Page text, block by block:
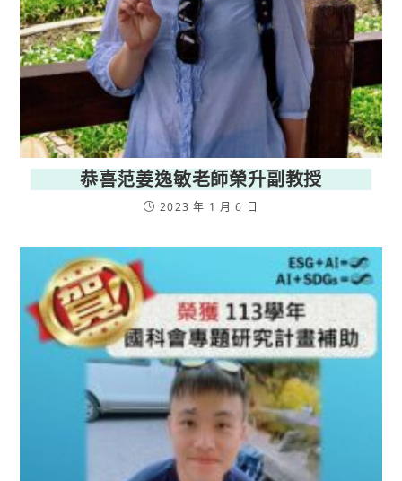
恭喜范姜逸敏老師榮升副教授
2023 年 1 月 6 日